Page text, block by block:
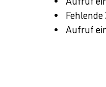
Fehlende
Aufruf